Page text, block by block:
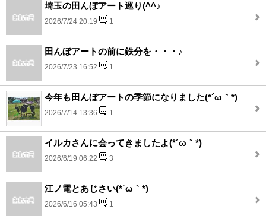
埼玉の田んぼアート巡り(^^♪
2026/7/24 20:19 1
田んぼアートの前に鉄分を・・・♪
2026/7/23 16:52 1
今年も田んぼアートの季節になりました(*´ω｀*)
2026/7/14 13:36 1
イルカさんに会ってきましたよ(*´ω｀*)
2026/6/19 06:22 3
江ノ電とあじさい(*´ω｀*)
2026/6/16 05:43 1